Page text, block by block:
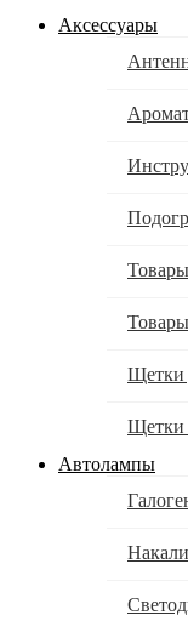
Аксессуары
Щетки
Щетки
Автолампы